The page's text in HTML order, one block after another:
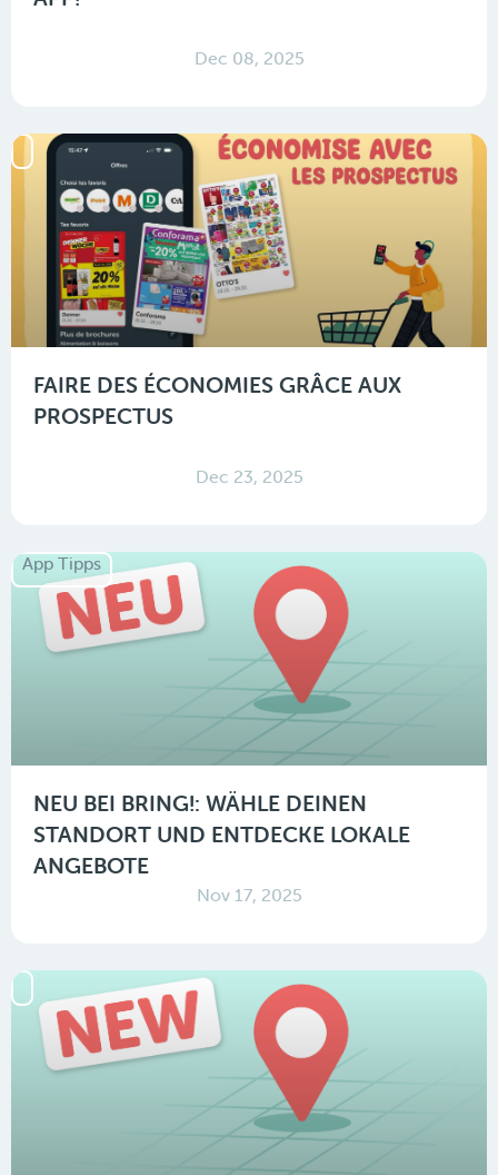
Dec 08, 2025
FAIRE DES ÉCONOMIES GRÂCE AUX
PROSPECTUS
Dec 23, 2025
App Tipps
NEU BEI BRING!: WÄHLE DEINEN
STANDORT UND ENTDECKE LOKALE
ANGEBOTE
Nov 17, 2025